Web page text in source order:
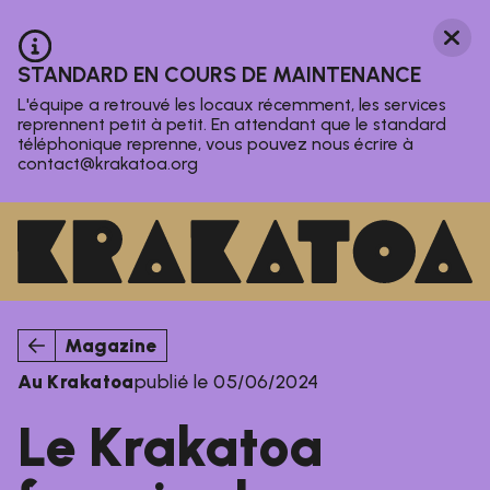
Information :
STANDARD EN COURS DE MAINTENANCE
L'équipe a retrouvé les locaux récemment, les services
reprennent petit à petit. En attendant que le standard
téléphonique reprenne, vous pouvez nous écrire à
contact@krakatoa.org
Magazine
Au Krakatoapublié le 05/06/2024
Le Krakatoa
Agenda
Le Krakatoa
Nos activités
Magazine
Infos pratiques